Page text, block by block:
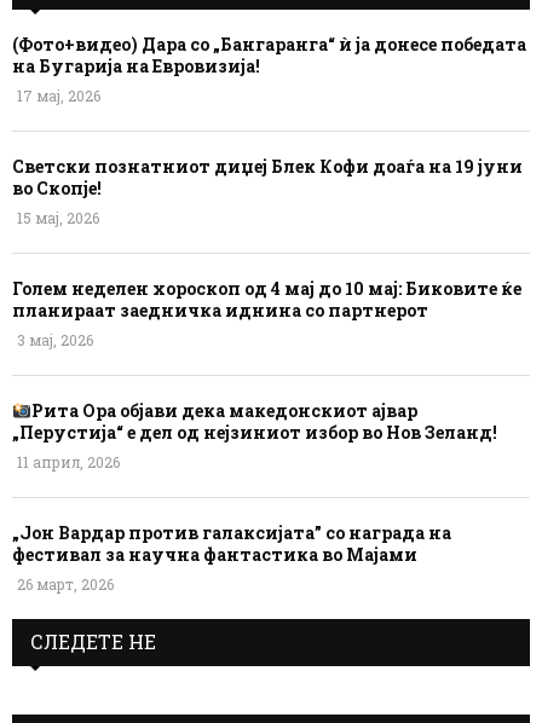
(Фото+видео) Дара со „Бангаранга“ ѝ ја донесе победата
на Бугарија на Евровизија!
17 мај, 2026
Светски познатниот диџеј Блек Кофи доаѓа на 19 јуни
во Скопје!
15 мај, 2026
Голем неделен хороскоп од 4 мај до 10 мај: Биковите ќе
планираат заедничка иднина со партнерот
3 мај, 2026
Рита Ора објави дека македонскиот ајвар
„Перустија“ е дел од нејзиниот избор во Нов Зеланд!
11 април, 2026
„Јон Вардар против галаксијата” со награда на
фестивал за научна фантастика во Мајами
26 март, 2026
СЛЕДЕТЕ НЕ